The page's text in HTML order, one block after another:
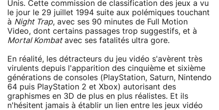
Unis. Cette commission de classification des jeux a vu
le jour le 29 juillet 1994 suite aux polémiques touchant
à Night Trap, avec ses 90 minutes de Full Motion
Video, dont certains passages trop suggestifs, et à
Mortal Kombatavec ses fatalités ultra gore.
En réalité, les détracteurs du jeu vidéo s'avèrent très
virulents depuis l'apparition des cinquième et sixième
générations de consoles (PlayStation, Saturn, Nintendo
64 puis PlayStation 2 et Xbox) autorisant des
graphismes en 3D de plus en plus réalistes. Et ils
n'hésitent jamais à établir un lien entre les jeux vidéo